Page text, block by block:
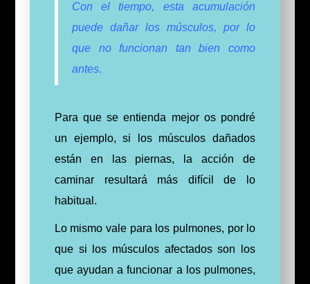
Con el tiempo, esta acumulación
puede dañar los músculos, por lo
que no funcionan tan bien como
antes.
Para que se entienda mejor os pondré
un ejemplo, si los músculos dañados
están en las piernas, la acción de
caminar resultará más difícil de lo
habitual.
Lo mismo vale para los pulmones, por lo
que si los músculos afectados son los
que ayudan a funcionar a los pulmones,